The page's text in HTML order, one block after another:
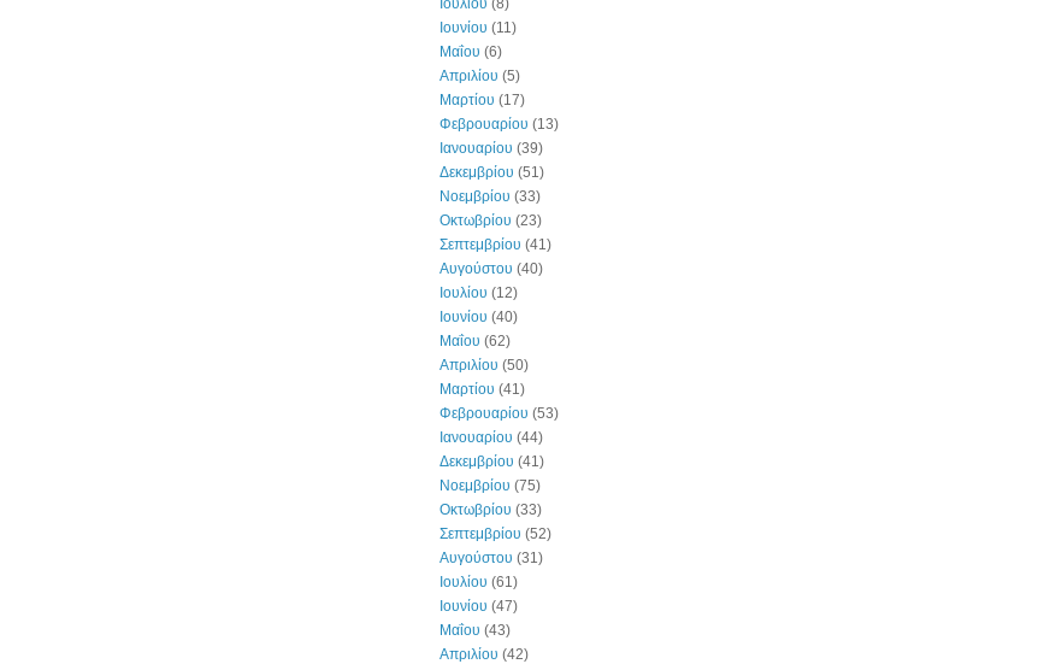
Ιουλίου (8)
Ιουνίου (11)
Μαΐου (6)
Απριλίου (5)
Μαρτίου (17)
Φεβρουαρίου (13)
Ιανουαρίου (39)
Δεκεμβρίου (51)
Νοεμβρίου (33)
Οκτωβρίου (23)
Σεπτεμβρίου (41)
Αυγούστου (40)
Ιουλίου (12)
Ιουνίου (40)
Μαΐου (62)
Απριλίου (50)
Μαρτίου (41)
Φεβρουαρίου (53)
Ιανουαρίου (44)
Δεκεμβρίου (41)
Νοεμβρίου (75)
Οκτωβρίου (33)
Σεπτεμβρίου (52)
Αυγούστου (31)
Ιουλίου (61)
Ιουνίου (47)
Μαΐου (43)
Απριλίου (42)